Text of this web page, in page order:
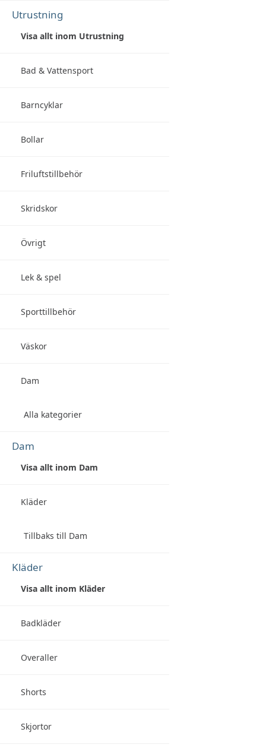
Utrustning
Visa allt inom Utrustning
Bad & Vattensport
Barncyklar
Bollar
Friluftstillbehör
Skridskor
Övrigt
Lek & spel
Sporttillbehör
Väskor
Dam
Alla kategorier
Dam
Visa allt inom Dam
Kläder
Tillbaks till Dam
Kläder
Visa allt inom Kläder
Badkläder
Overaller
Shorts
Skjortor